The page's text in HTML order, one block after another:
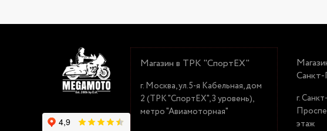
Магазин в ТРК "СпортЕХ"
г. Москва, ул.5-я Кабельная, дом
2 (ТРК "СпортЕХ", 3 уровень),
метро "Авиамоторная"
г.
этаж